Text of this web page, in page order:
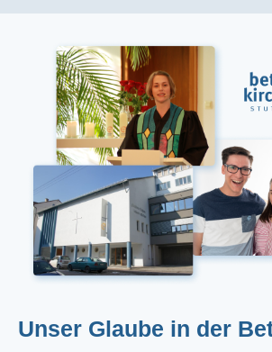
Unser Glaube in der